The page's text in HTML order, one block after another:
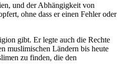
und der Abhängigkeit von
ohne dass er einen Fehler oder
gibt. Er legte auch die Rechte
muslimischen Ländern bis heute
zu finden, die den